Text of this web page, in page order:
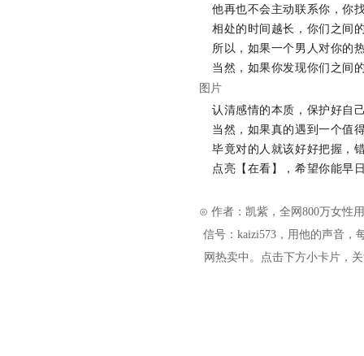
他再也不会主动联系你，你
相处的时间越长，你们之间
所以，如果一个男人对你的
当然，如果你发现你们之间
图片
认清感情的本质，保护好自
当然，如果真的遇到一个值
毕竟对的人就该好好把握，
点亮【在看】，希望你能早
⊙ 作者：凯紫，全网800万女性
信号：kaizi573，用他的声音，
网热卖中。点击下方小卡片，